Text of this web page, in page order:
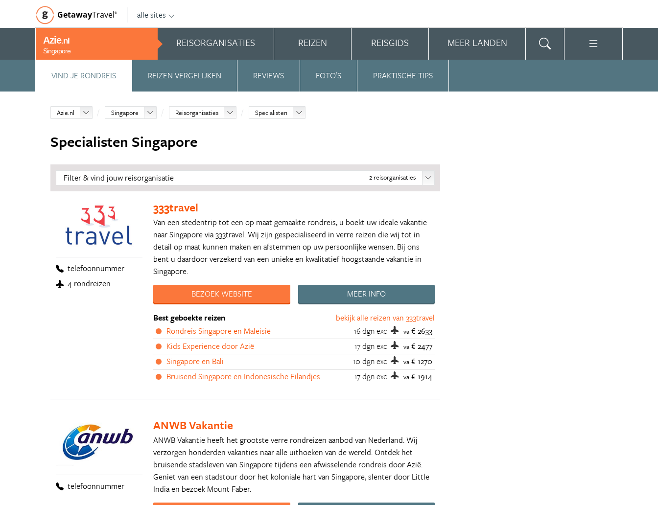
GetawayTravel© alle sites
Azie.nl
Singapore
REISORGANISATIES REIZEN REISGIDS MEER LANDEN
VIND JE RONDREIS REIZEN VERGELIJKEN REVIEWS FOTO’S PRAKTISCHE TIPS
Azie.nl Singapore Reisorganisaties Specialisten
Specialisten Singapore
2 reisorganisaties
Filter & vind jouw reisorganisatie
telefoonnummer
4 rondreizen
333travel
Van een stedentrip tot een op maat gemaakte rondreis, u boekt uw ideale vakantie
naar Singapore via 333travel. Wij zijn gespecialiseerd in verre reizen die wij tot in
detail op maat kunnen maken en afstemmen op uw persoonlijke wensen. Bij ons
bent u daardoor verzekerd van een unieke en kwalitatief hoogstaande vakantie in
Singapore.
BEZOEK WEBSITE
MEER INFO
bekijk alle reizen van 333travel
Best geboekte reizen
Rondreis Singapore en Maleisië
16 dgnexcl va € 2633
Kids Experience door Azië
17 dgnexcl va € 2477
Singapore en Bali
10 dgnexcl va € 1270
Bruisend Singapore en Indonesische Eilandjes
17 dgnexcl va € 1914
telefoonnummer
ANWB Vakantie
ANWB Vakantie heeft het grootste verre rondreizen aanbod van Nederland. Wij
verzorgen honderden vakanties naar alle uithoeken van de wereld. Ontdek het
bruisende stadsleven van Singapore tijdens een afwisselende rondreis door Azië.
Geniet van een stadstour door het koloniale hart van Singapore, slenter door Little
India en bezoek Mount Faber.